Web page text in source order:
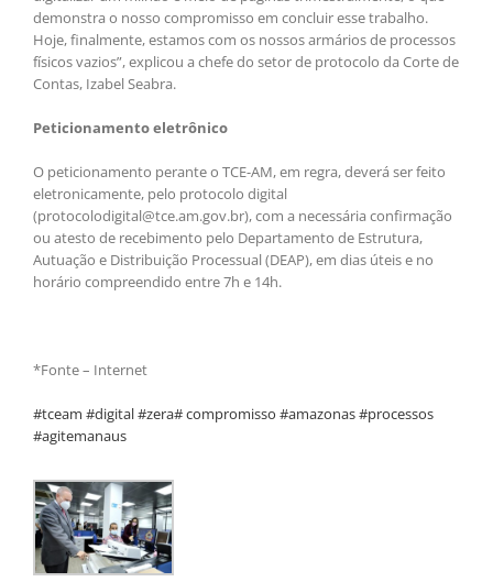
demonstra o nosso compromisso em concluir esse trabalho.
Hoje, finalmente, estamos com os nossos armários de processos
físicos vazios”, explicou a chefe do setor de protocolo da Corte de
Contas, Izabel Seabra.
Peticionamento eletrônico
O peticionamento perante o TCE-AM, em regra, deverá ser feito
eletronicamente, pelo protocolo digital
(protocolodigital@tce.am.gov.br), com a necessária confirmação
ou atesto de recebimento pelo Departamento de Estrutura,
Autuação e Distribuição Processual (DEAP), em dias úteis e no
horário compreendido entre 7h e 14h.
*Fonte – Internet
#tceam #digital #zera# compromisso #amazonas #processos
#agitemanaus